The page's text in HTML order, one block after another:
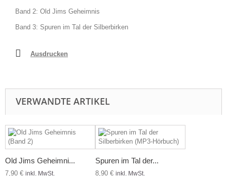
Band 2: Old Jims Geheimnis
Band 3: Spuren im Tal der Silberbirken
Ausdrucken
VERWANDTE ARTIKEL
Old Jims Geheimni...
7,90 € inkl. MwSt.
Spuren im Tal der...
8,90 € inkl. MwSt.